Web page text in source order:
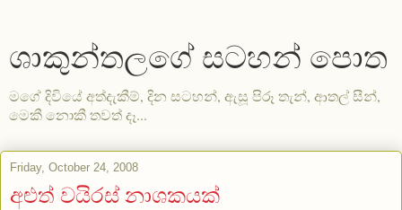
ශාකුන්තලගේ සටහන් පොත
මගේ දිවියේ අත්දැකීම්, දින සටහන්, ඇසූ පිරූ තැන්, ආතල් සීන්,
මෙකී නොකී තවත් දෑ...
Friday, October 24, 2008
අළුත් වයිරස් නාශකයක්